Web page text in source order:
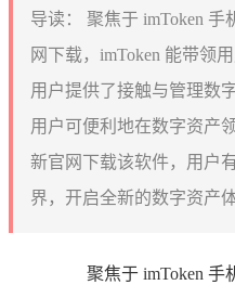
导读：
聚焦于 imToken 手
网下载，imToken 能带领
用户提供了接触与管理数
用户可便利地在数字资产
新官网下载该软件，用户
界，开启全新的数字资产
聚焦于 imToken 手